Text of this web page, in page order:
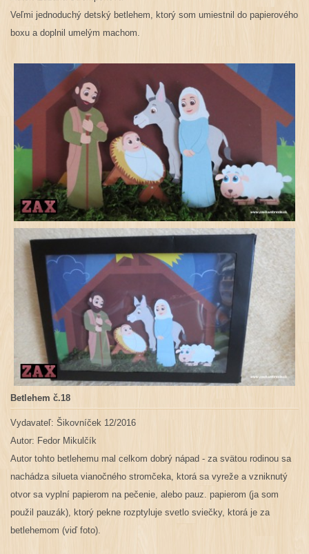
Veľmi jednoduchý detský betlehem, ktorý som umiestnil do papierového
boxu a doplnil umelým machom.
Betlehem č.18
Vydavateľ: Šikovníček 12/2016
Autor: Fedor Mikulčík
Autor tohto betlehemu mal celkom dobrý nápad - za svätou rodinou sa
nachádza silueta vianočného stromčeka, ktorá sa vyreže a vzniknutý
otvor sa vyplní papierom na pečenie, alebo pauz. papierom (ja som
použil pauzák), ktorý pekne rozptyluje svetlo sviečky, ktorá je za
betlehemom (viď foto).